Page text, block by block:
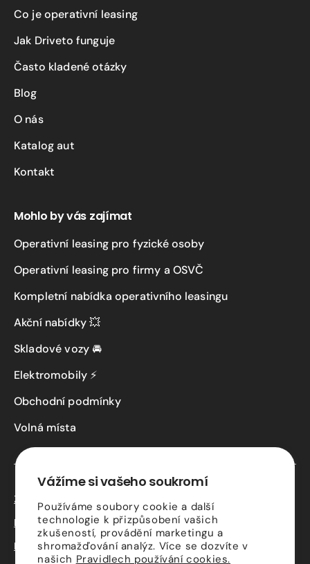
Vážíme si vašeho soukromí
Používáme soubory cookie a další
technologie k přizpůsobení vašich
zkušeností, provádění marketingu a
shromažďování analýz. Více se dozvíte v
našich Pravidlech používání cookies.
Co je operativní leasing
Jak Driveto funguje
Často kladené otázky
Blog
O nás
Katalog aut
Kontakt
Mohlo by vás zajímat
Operativní leasing pro fyzické osoby
Operativní leasing pro firmy a OSVČ
Kompletní nabídka operativního leasingu
Akční nabídky 💥
Skladové vozy 🚘
Elektromobily ⚡
Obchodní podmínky
Volná místa
Zásady ochrany osobních údajů
Kontaktní údaje
Podmínky služby Driveto